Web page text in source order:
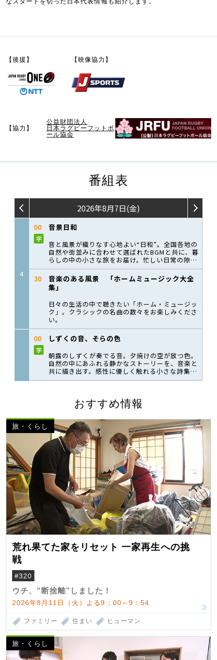
【後援】 【映像協力】
【協力】
公益財団法人
日本ラグビーフットボ
ール協会
番組表
おすすめ情報
旅・くらし
荒れ果てた家をリセット 一家再生への挑
戦
#320
ウチ、“断捨離”しました！
2026年8月11日（火）よる9：00～9：54
ファミリー 住まい ヒューマン
旅・くらし